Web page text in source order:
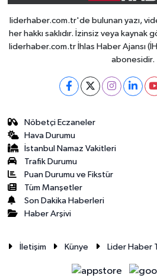
liderhaber.com.tr'de bulunan yazı,
her hakkı saklıdır. İzinsiz veya kaynak
liderhaber.com.tr İhlas Haber Ajansı
abonesidir.
Nöbetçi Eczaneler
Hava Durumu
İstanbul Namaz Vakitleri
Trafik Durumu
Puan Durumu ve Fikstür
Tüm Manşetler
Son Dakika Haberleri
Haber Arşivi
İletişim Künye Lider Haber